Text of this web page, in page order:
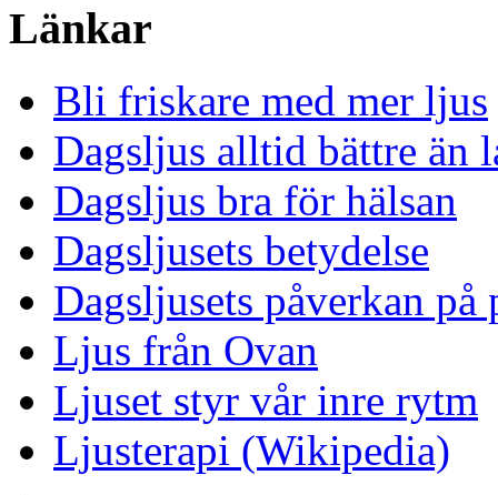
Länkar
Bli friskare med mer ljus
Dagsljus alltid bättre än
Dagsljus bra för hälsan
Dagsljusets betydelse
Dagsljusets påverkan på
Ljus från Ovan
Ljuset styr vår inre rytm
Ljusterapi (Wikipedia)